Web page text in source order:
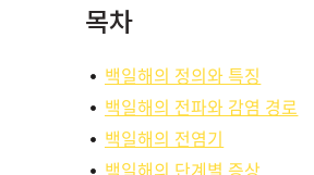
목차
백일해의 정의와 특징
백일해의 전파와 감염 경로
백일해의 전염기
백일해의 단계별 증상